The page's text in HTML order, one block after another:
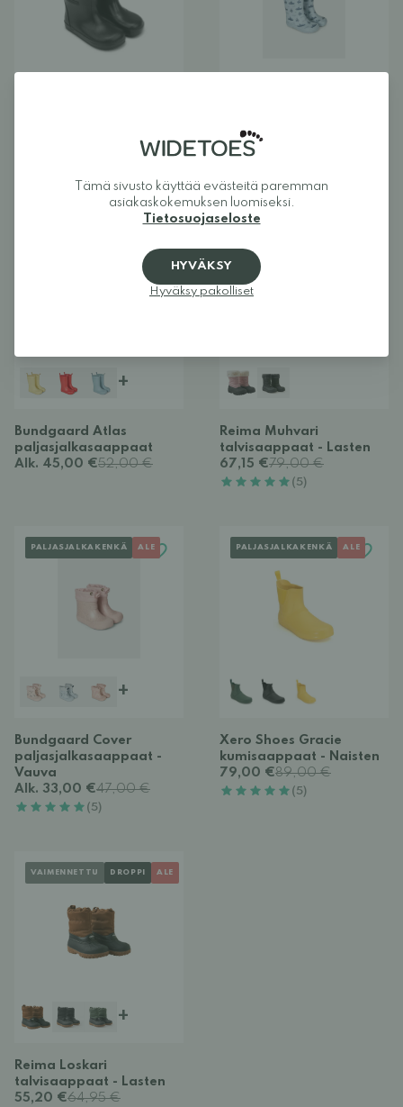
Bundgaard Rain vuorattu
paljasjalkasaappaat
Bundgaard Charly
paljasjalkasaappaat
+
Bundgaard Atlas
paljasjalkasaappaat
Alk. 45,00 €52,00 €
Reima Muhvari
talvisaappaat - Lasten
67,15 €79,00 €
(5)
+
PALJASJALKAKENKÄ ALE
Bundgaard Cover
paljasjalkasaappaat -
Vauva
Alk. 33,00 €47,00 €
(5)
PALJASJALKAKENKÄ ALE
Xero Shoes Gracie
kumisaappaat - Naisten
79,00 €89,00 €
(5)
+
VAIMENNETTU DROPPI ALE
Reima Loskari
talvisaappaat - Lasten
55,20 €64,95 €
Tämä sivusto käyttää evästeitä paremman
asiakaskokemuksen luomiseksi.
Tietosuojaseloste
HYVÄKSY
Hyväksy pakolliset